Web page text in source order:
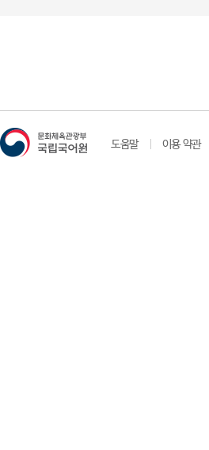
도움말 이용 약관